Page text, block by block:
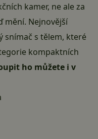
kamer, ne ale za
mění. Nejnovější
snímač s tělem, které
kompaktních
ho můžete i v